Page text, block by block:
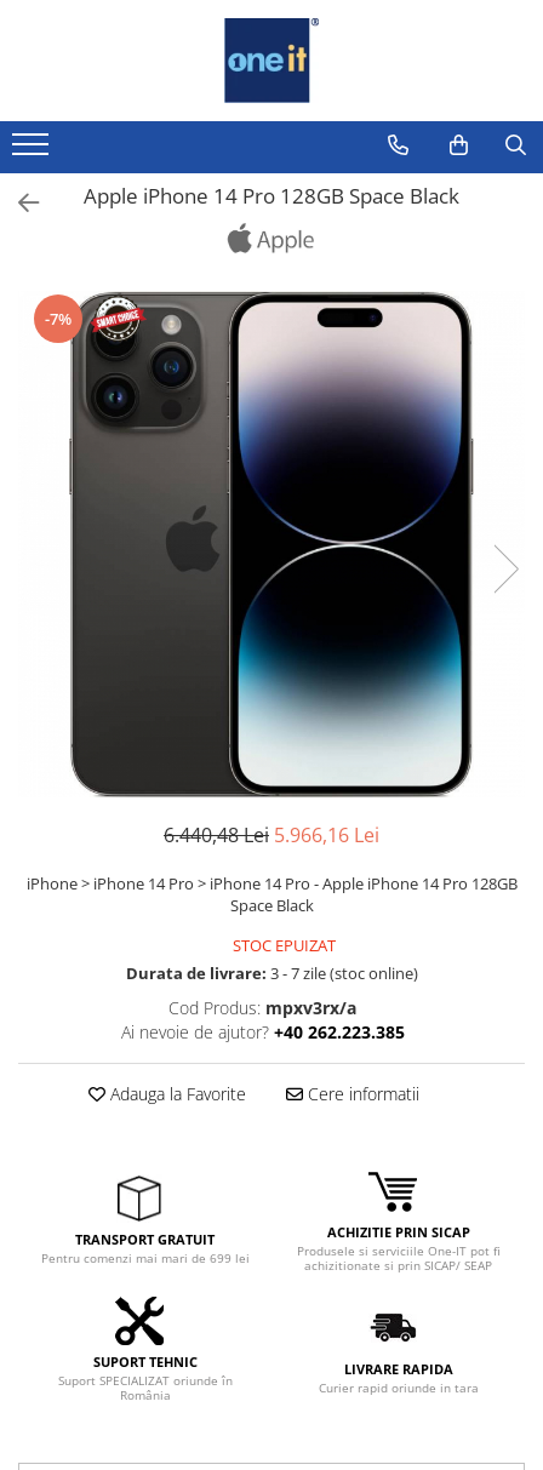
Laptop, Tablete & Telefoane
Laptop / Notebook
Notebook Consumer
Componente Laptop
Tablete & accesorii
Telefoane & accesorii
Smart Watch
Sisteme Desktop & Monitoare
Gaming PC & Console
Microfoane & Casti Gaming
Mouse Gaming
Periferice PC
Camere Web
Adaptoare
Tastaturi
Componente PC
Placi de Baza
CPU
Apple iPhone 14 Pro 128GB Space Black
-7%
6.440,48 Lei 5.966,16 Lei
iPhone > iPhone 14 Pro > iPhone 14 Pro - Apple iPhone 14 Pro 128GB
Space Black
STOC EPUIZAT
Durata de livrare: 3 - 7 zile (stoc online)
Cod Produs: mpxv3rx/a
Ai nevoie de ajutor? +40 262.223.385
Adauga la Favorite Cere informatii
TRANSPORT GRATUIT
Pentru comenzi mai mari de 699 lei
ACHIZITIE PRIN SICAP
Produsele si serviciile One-IT pot fi
achizitionate si prin SICAP/ SEAP
SUPORT TEHNIC
Suport SPECIALIZAT oriunde în
România
LIVRARE RAPIDA
Curier rapid oriunde in tara